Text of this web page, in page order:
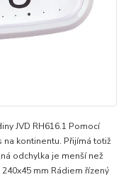
JVD RH616.1 Pomocí
kontinentu. Přijímá totiž
odchylka je menší než
mm Rádiem řízený